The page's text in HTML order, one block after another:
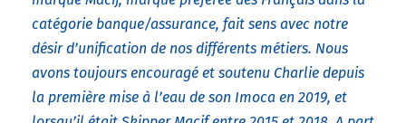
catégorie banque/assurance, fait sens avec notre
désir d’unification de nos différents métiers. Nous
avons toujours encouragé et soutenu Charlie depuis
la première mise à l’eau de son Imoca en 2019, et